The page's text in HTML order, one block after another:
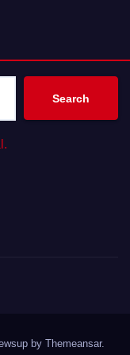
Search
by Themeansar.